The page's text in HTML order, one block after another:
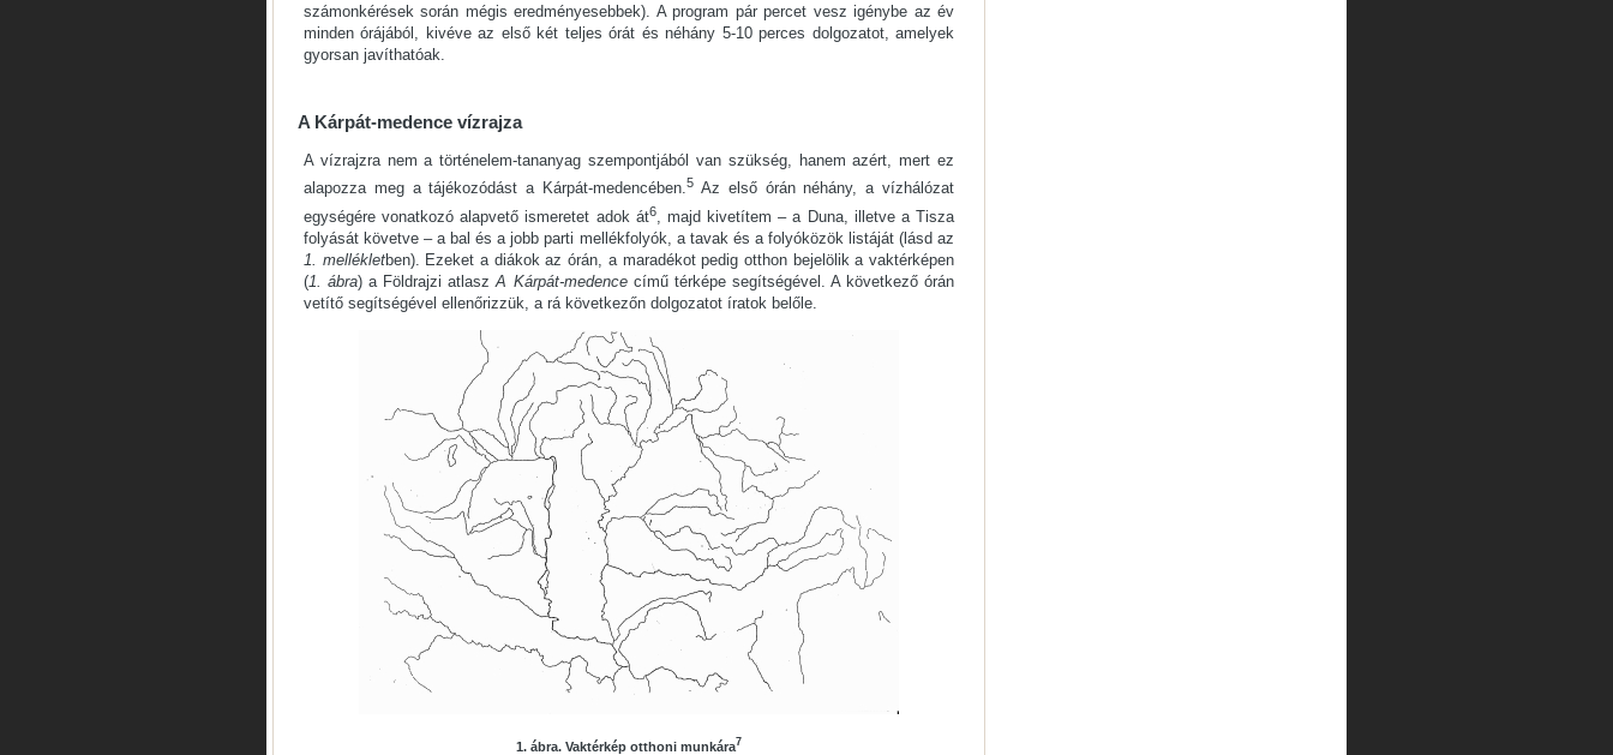
számonkérések során mégis eredményesebbek). A program pár percet vesz igénybe az év
minden órájából, kivéve az első két teljes órát és néhány 5-10 perces dolgozatot, amelyek
gyorsan javíthatóak.
A Kárpát-medence vízrajza
A vízrajzra nem a történelem-tananyag szempontjából van szükség, hanem azért, mert ez
alapozza meg a tájékozódást a Kárpát-medencében.5 Az első órán néhány, a vízhálózat
egységére vonatkozó alapvető ismeretet adok át6, majd kivetítem – a Duna, illetve a Tisza
folyását követve – a bal és a jobb parti mellékfolyók, a tavak és a folyóközök listáját (lásd az
1. mellékletben). Ezeket a diákok az órán, a maradékot pedig otthon bejelölik a vaktérképen
(1. ábra) a Földrajzi atlasz A Kárpát-medencecímű térképe segítségével. A következő órán
vetítő segítségével ellenőrizzük, a rá következőn dolgozatot íratok belőle.
1. ábra. Vaktérkép otthoni munkára7